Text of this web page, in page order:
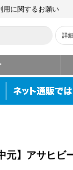
用に関するお願い
詳
中元】アサヒ